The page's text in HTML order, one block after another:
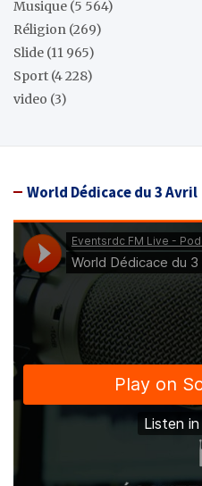
Musique (5 564)
Réligion (269)
Slide (11 965)
Sport (4 228)
video (3)
World Dédicace du 3 Avril